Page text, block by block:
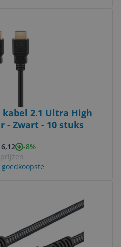
kabel 2.1 Ultra High
- Zwart - 10 stuks
-8%
goedkoopste